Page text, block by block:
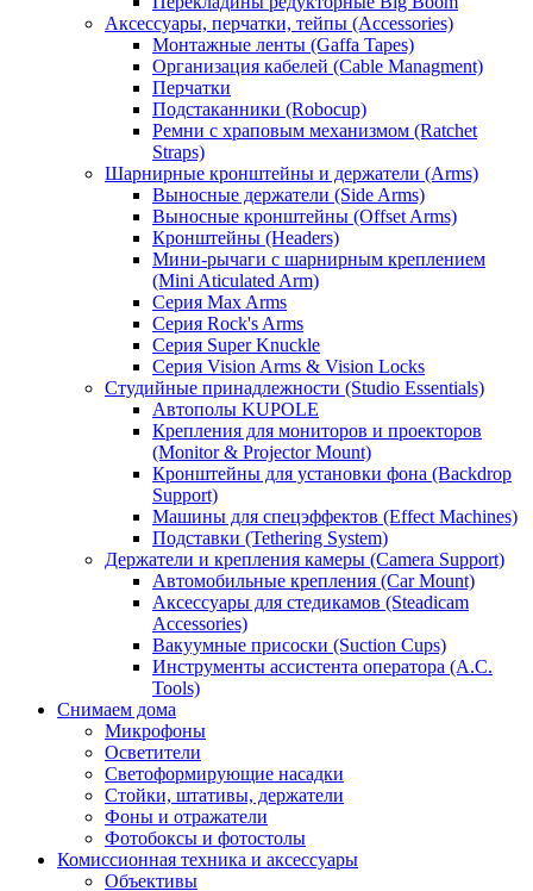
Аксессуары, перчатки, тейпы (Accessories)
Монтажные ленты (Gaffa Tapes)
Организация кабелей (Cable Managment)
Перчатки
Подстаканники (Robocup)
Ремни с храповым механизмом (Ratchet
Straps)
Шарнирные кронштейны и держатели (Arms)
Выносные держатели (Side Arms)
Выносные кронштейны (Offset Arms)
Кронштейны (Headers)
Мини-рычаги с шарнирным креплением
(Mini Aticulated Arm)
Серия Max Arms
Серия Rock's Arms
Серия Super Knuckle
Серия Vision Arms & Vision Locks
Студийные принадлежности (Studio Essentials)
Автополы KUPOLE
Крепления для мониторов и проекторов
(Monitor & Projector Mount)
Кронштейны для установки фона (Backdrop
Support)
Машины для спецэффектов (Effect Machines)
Подставки (Tethering System)
Держатели и крепления камеры (Camera Support)
Автомобильные крепления (Car Mount)
Аксессуары для стедикамов (Steadicam
Accessories)
Вакуумные присоски (Suction Cups)
Инструменты ассистента оператора (A.C.
Tools)
Снимаем дома
Микрофоны
Осветители
Светоформирующие насадки
Стойки, штативы, держатели
Фоны и отражатели
Фотобоксы и фотостолы
Комиссионная техника и аксессуары
Объективы